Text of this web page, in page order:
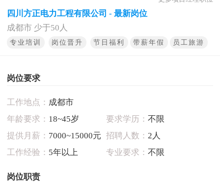
四川方正电力工程有限公司 - 最新岗位
成都市 少于50人
专业培训 岗位晋升 节日福利 带薪年假 员工旅游
岗位要求
工作地点： 成都市
年龄要求： 18~45岁 要求学历： 不限
提供月薪： 7000~15000元 招聘人数： 2人
工作经验： 5年以上 专业要求： 不限
岗位职责